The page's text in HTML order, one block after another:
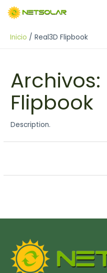
contenido
Inicio Real3D Flipbook
Archivos:
Flipbook
Description.